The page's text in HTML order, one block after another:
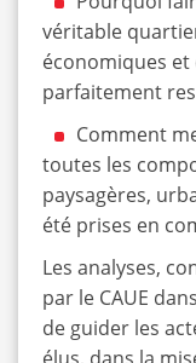
véritable
économiques
parfaitement
Comment
toutes les
paysagères,
été prises en
Les analyses,
par le CAUE
de guider les